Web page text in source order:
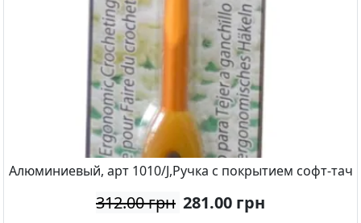
Алюминиевый, арт 1010/J,Ручка с покрытием софт-тач
312.00 грн 281.00 грн